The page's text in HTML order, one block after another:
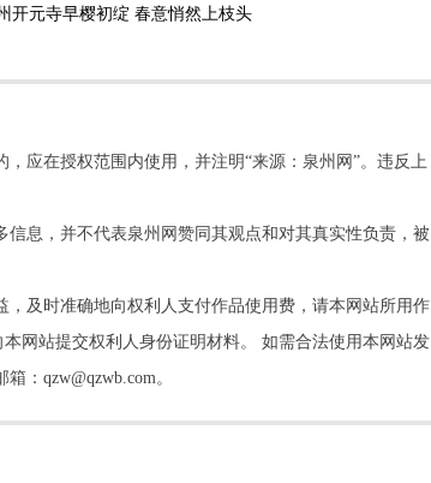
开元寺早樱初绽 春意悄然上枝头
应在授权范围内使用，并注明“来源：泉州网”。违反上
息，并不代表泉州网赞同其观点和对其真实性负责，被
及时准确地向权利人支付作品使用费，请本网站所用作
网站提交权利人身份证明材料。 如需合法使用本网站发
：qzw@qzwb.com。